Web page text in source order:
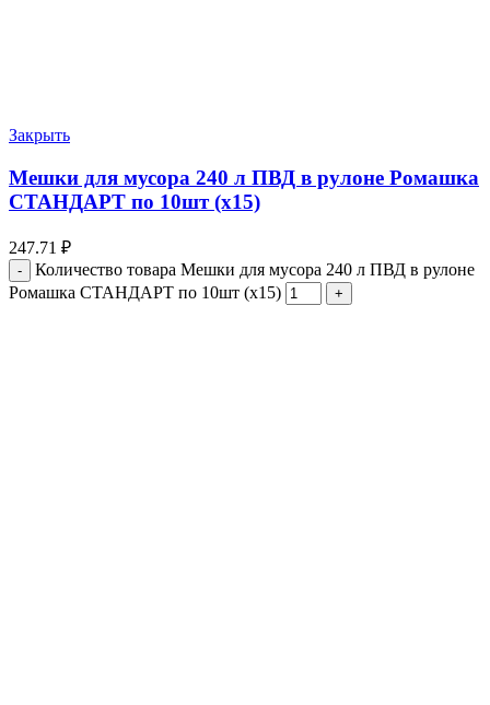
Закрыть
Мешки для мусора 240 л ПВД в рулоне Ромашка
СТАНДАРТ по 10шт (х15)
247.71 ₽
Количество товара Мешки для мусора 240 л ПВД в рулоне
Ромашка СТАНДАРТ по 10шт (х15)